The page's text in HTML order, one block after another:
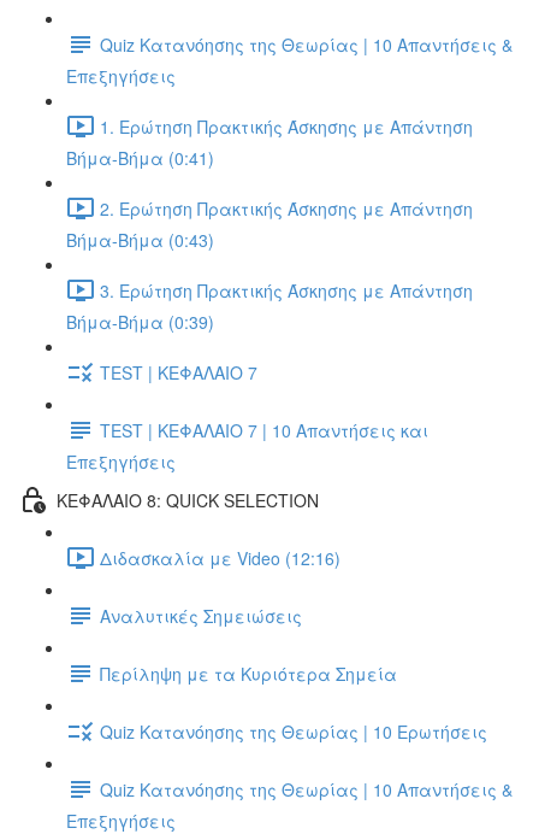
Quiz Κατανόησης της Θεωρίας | 10 Απαντήσεις &
Επεξηγήσεις
1. Ερώτηση Πρακτικής Άσκησης με Απάντηση
Βήμα-Βήμα (0:41)
2. Ερώτηση Πρακτικής Άσκησης με Απάντηση
Βήμα-Βήμα (0:43)
3. Ερώτηση Πρακτικής Άσκησης με Απάντηση
Βήμα-Βήμα (0:39)
TEST | ΚΕΦΑΛΑΙΟ 7
TEST | ΚΕΦΑΛΑΙΟ 7 | 10 Απαντήσεις και
Επεξηγήσεις
ΚΕΦΑΛΑΙΟ 8: QUICK SELECTION
Διδασκαλία με Video (12:16)
Αναλυτικές Σημειώσεις
Περίληψη με τα Κυριότερα Σημεία
Quiz Κατανόησης της Θεωρίας | 10 Ερωτήσεις
Quiz Κατανόησης της Θεωρίας | 10 Απαντήσεις &
Επεξηγήσεις